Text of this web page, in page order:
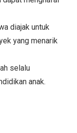
diajak untuk
yang menarik
selalu
anak.